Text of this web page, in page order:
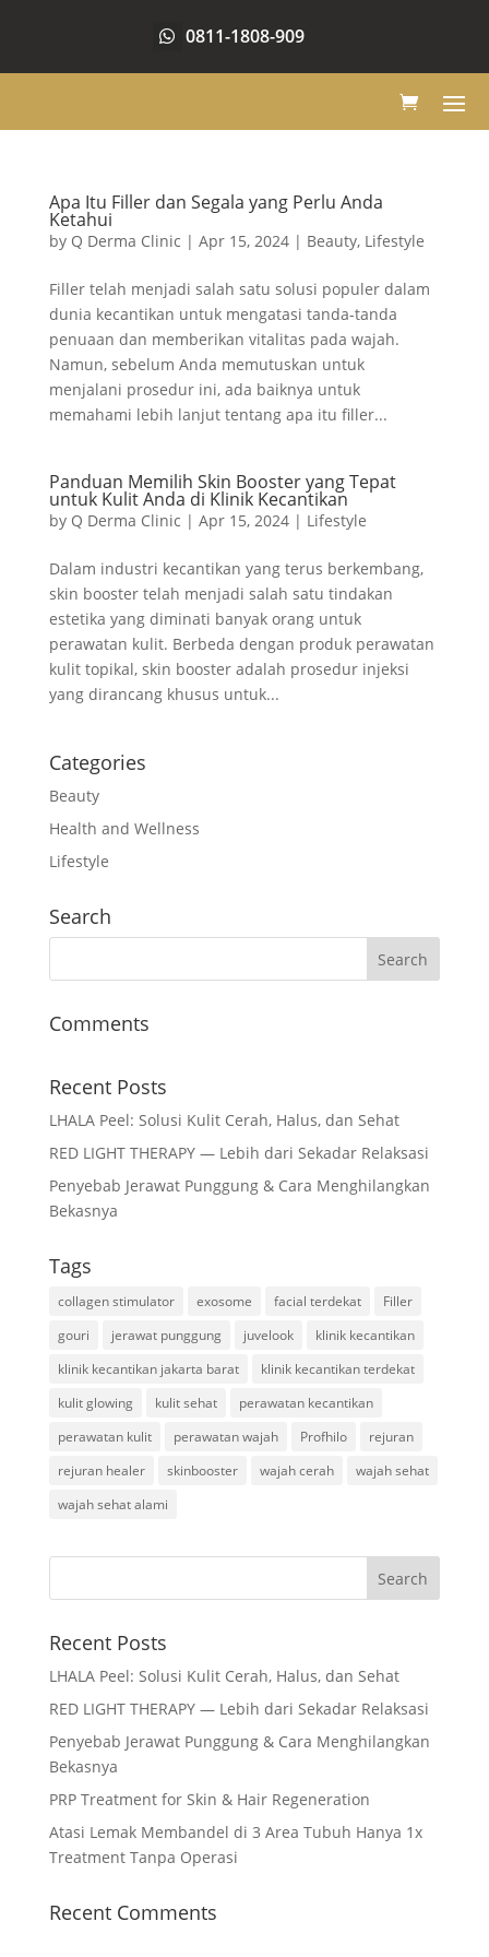
0811-1808-909
Apa Itu Filler dan Segala yang Perlu Anda
Ketahui
by Q Derma Clinic | Apr 15, 2024| Beauty, Lifestyle
Filler telah menjadi salah satu solusi populer dalam
dunia kecantikan untuk mengatasi tanda-tanda
penuaan dan memberikan vitalitas pada wajah.
Namun, sebelum Anda memutuskan untuk
menjalani prosedur ini, ada baiknya untuk
memahami lebih lanjut tentang apa itu filler...
Panduan Memilih Skin Booster yang Tepat
untuk Kulit Anda di Klinik Kecantikan
by Q Derma Clinic | Apr 15, 2024| Lifestyle
Dalam industri kecantikan yang terus berkembang,
skin booster telah menjadi salah satu tindakan
estetika yang diminati banyak orang untuk
perawatan kulit. Berbeda dengan produk perawatan
kulit topikal, skin booster adalah prosedur injeksi
yang dirancang khusus untuk...
Categories
Beauty
Health and Wellness
Lifestyle
Search
Comments
Recent Posts
LHALA Peel: Solusi Kulit Cerah, Halus, dan Sehat
RED LIGHT THERAPY — Lebih dari Sekadar Relaksasi
Penyebab Jerawat Punggung & Cara Menghilangkan
Bekasnya
Tags
collagen stimulator exosome facial terdekat
Filler
gouri
jerawat punggung juvelook
klinik kecantikan
klinik kecantikan jakarta barat
klinik kecantikan terdekat
kulit glowing
kulit sehat
perawatan kecantikan
perawatan kulit
perawatan wajah Profhilo
rejuran
rejuran healer
skinbooster wajah cerah
wajah sehat
wajah sehat alami
Recent Posts
LHALA Peel: Solusi Kulit Cerah, Halus, dan Sehat
RED LIGHT THERAPY — Lebih dari Sekadar Relaksasi
Penyebab Jerawat Punggung & Cara Menghilangkan
Bekasnya
PRP Treatment for Skin & Hair Regeneration
Atasi Lemak Membandel di 3 Area Tubuh Hanya 1x
Treatment Tanpa Operasi
Recent Comments